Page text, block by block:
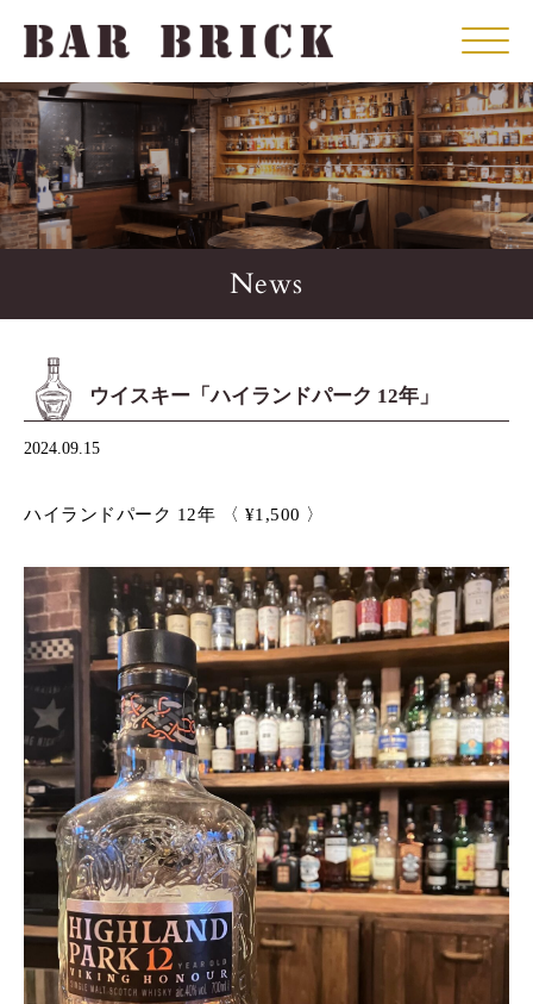
Click
News
ウイスキー「ハイランドパーク 12年」
2024.09.15
ハイランドパーク 12年 〈 ¥1,500 〉